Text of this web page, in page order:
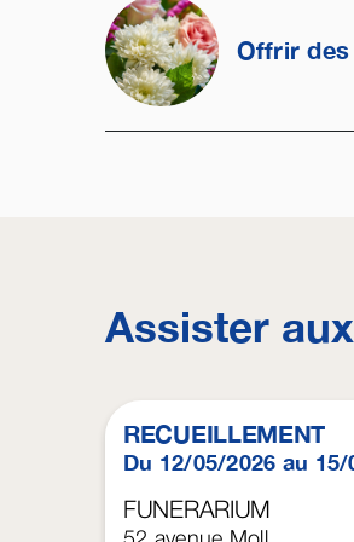
Offrir
Assister
RECUEILLEMENT
Du 12/05/2026 au 15/
FUNERARIUM